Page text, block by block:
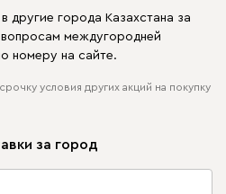
другие города Казахстана за
междугородней
номеру на сайте.
условия других акций на покупку
за город